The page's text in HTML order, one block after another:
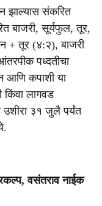
झाल्यास संकरित
बाजरी, सूर्यफुल, तूर,
+ तूर (४:२), बाजरी
पध्दतीचा
आणि कपाशी या
किंवा लागवड
३१ जुलै पर्यंत
वसंतराव नाईक